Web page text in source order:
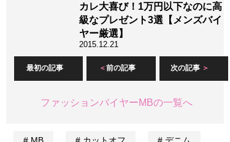
カレ大喜び！1万円以下なのに高
級なプレゼント3選【メンズバイ
ヤー厳選】
2015.12.21
最初の記事 前の記事 次の記事
ファッションバイヤーMBの一覧へ
MB カットオフ デニム